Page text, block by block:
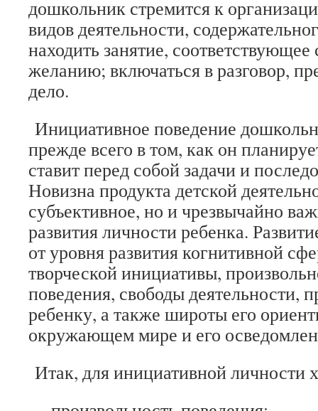
дошкольник стремится к
видов деятельности,
находить занятие,
желанию; включаться в разговор,
дело.
Инициативное поведение
прежде всего в том, как он
ставит перед собой задачи и
Новизна продукта детской
субъективное, но и чрезвычайно
развития личности ребенка.
от уровня развития когнитивной
творческой инициативы,
поведения, свободы деятельности,
ребенку, а также широты его
окружающем мире и его
Итак, для инициативной личности